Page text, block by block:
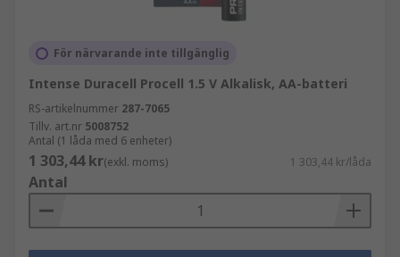
För närvarande inte tillgänglig
Intense Duracell Procell 1.5 V Alkalisk, AA-batteri
RS-artikelnummer 287-7065
Tillv. art.nr 5008752
Antal (1 låda med 6 enheter)
1 303,44 kr(exkl. moms) 1 303,44 kr/låda
Antal